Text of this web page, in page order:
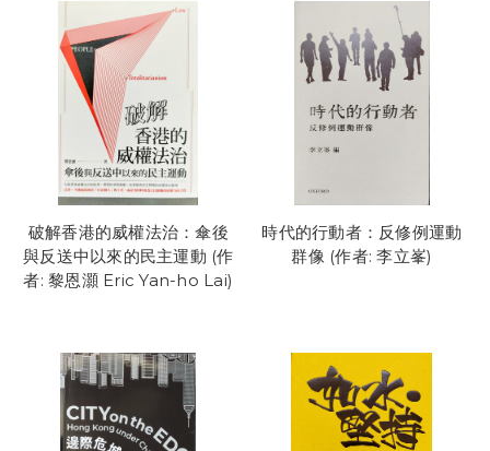
破解香港的威權法治：傘後
與反送中以來的民主運動 (作
者: 黎恩灝 Eric Yan-ho Lai)
時代的行動者：反修例運動
群像 (作者: 李立峯)